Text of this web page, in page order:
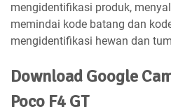
mengidentifikasi produk,
memindai kode batang dan
mengidentifikasi hewan dan
Download Google
Poco F4 GT